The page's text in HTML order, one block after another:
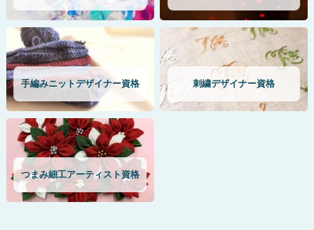
手編みニットデザイナー資格 刺繍デザイナー資格
つまみ細工アーティスト資格